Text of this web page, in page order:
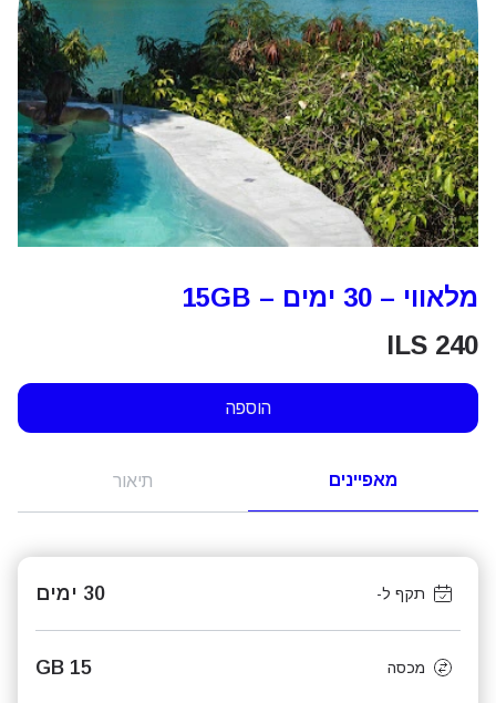
מלאווי – 30 ימים – 15GB
ILS 240
הוספה
מאפיינים תיאור
תקף ל- 30 ימים
מכסה 15 GB